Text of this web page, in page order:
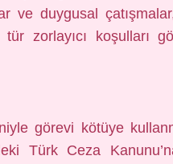
ve duygusal
zorlayıcı koşulları
görevi kötüye
Türk Ceza